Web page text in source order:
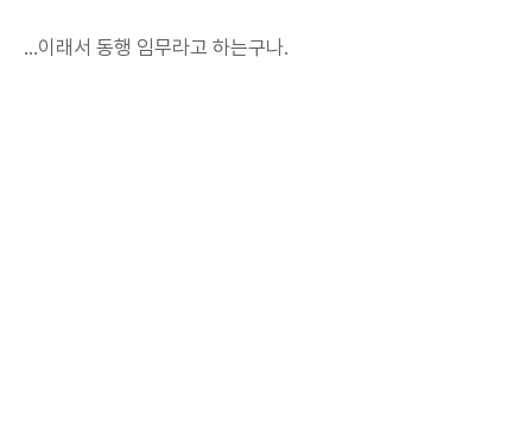
...이래서 동행 임무라고 하는구나.